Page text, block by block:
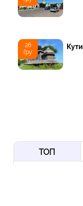
26
Гру
Кути
ТОП